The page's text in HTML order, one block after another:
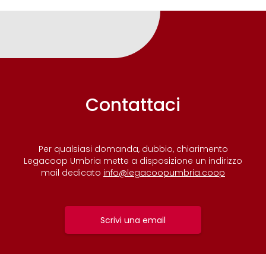
Contattaci
Per qualsiasi domanda, dubbio, chiarimento
Legacoop Umbria mette a disposizione un indirizzo
mail dedicato info@legacoopumbria.coop
Scrivi una email